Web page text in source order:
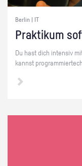
Berlin | IT
Prak­ti­kum
Du hast dich in­ten­siv
kannst